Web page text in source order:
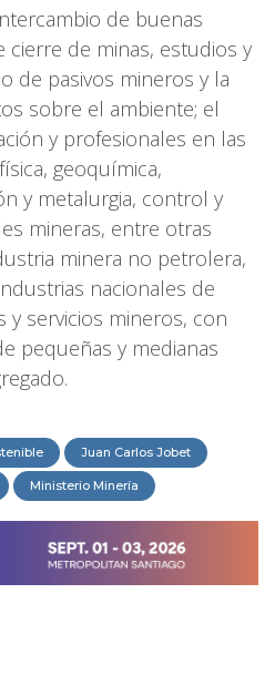
de buenas
cierre de minas, estudios y
de pasivos mineros y la
sobre el ambiente; el
y profesionales en las
geoquímica,
y metalurgia, control y
mineras, entre otras
minera no petrolera,
nacionales de
y servicios mineros, con
pequeñas y medianas
Juan Carlos Jobet
Ministerio Minería